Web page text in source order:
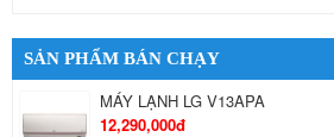
SẢN PHẨM BÁN CHẠY
MÁY LẠNH LG V13APA
12,290,000đ